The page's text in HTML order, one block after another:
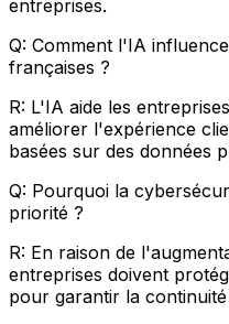
entreprises.
Q: Comment l'IA
françaises ?
R: L'IA aide les
améliorer l'expérience
basées sur des données
Q: Pourquoi la
priorité ?
R: En raison de
entreprises doivent
pour garantir la continuité